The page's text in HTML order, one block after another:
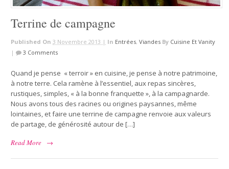
Terrine de campagne
Published On3 Novembre 2013 | In Entrées,Viandes By Cuisine Et Vanity
|
3 Comments
Quand je pense « terroir » en cuisine, je pense à notre patrimoine,
à notre terre. Cela ramène à l’essentiel, aux repas sincères,
rustiques, simples, « à la bonne franquette », à la campagnarde.
Nous avons tous des racines ou origines paysannes, même
lointaines, et faire une terrine de campagne renvoie aux valeurs
de partage, de générosité autour de […]
Read More
→